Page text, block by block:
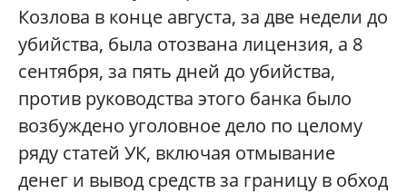
Козлова в конце августа, за две недели до
убийства, была отозвана лицензия, а 8
сентября, за пять дней до убийства,
против руководства этого банка было
возбуждено уголовное дело по целому
ряду статей УК, включая отмывание
денег и вывод средств за границу в обход